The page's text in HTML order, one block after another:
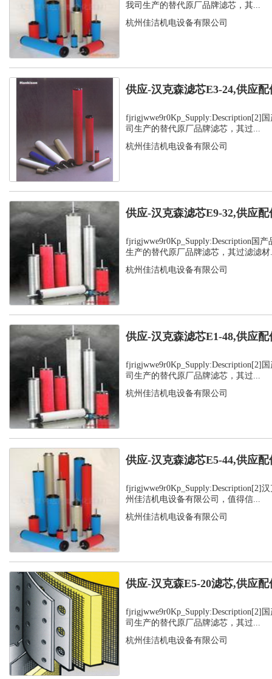
我司生产的替代原厂品牌滤芯，其...
杭州佳洁机电设备有限公司
供应-汉克森滤芯E3-24,供应配
fjrigjwwe9r0Kp_Supply:Description[2]
司生产的替代原厂品牌滤芯，其过...
杭州佳洁机电设备有限公司
供应-汉克森滤芯E9-32,供应配
fjrigjwwe9r0Kp_Supply:Description国
生产的替代原厂品牌滤芯，其过滤滤材
杭州佳洁机电设备有限公司
供应-汉克森滤芯E1-48,供应配
fjrigjwwe9r0Kp_Supply:Description[2]
司生产的替代原厂品牌滤芯，其过...
杭州佳洁机电设备有限公司
供应-汉克森滤芯E5-44,供应配
fjrigjwwe9r0Kp_Supply:Description[2]
州佳洁机电设备有限公司，值得信...
杭州佳洁机电设备有限公司
供应-汉克森E5-20滤芯,供应配
fjrigjwwe9r0Kp_Supply:Description[2]
司生产的替代原厂品牌滤芯，其过...
杭州佳洁机电设备有限公司